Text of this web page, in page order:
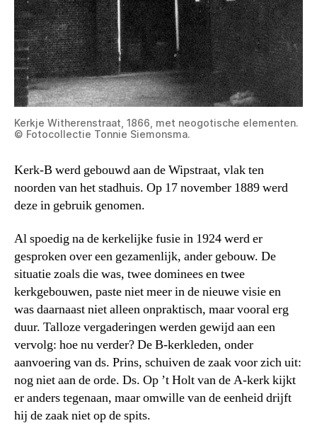
Kerkje Witherenstraat, 1866, met neogotische elementen.
© Fotocollectie Tonnie Siemonsma.
Kerk-B werd gebouwd aan de Wipstraat, vlak ten
noorden van het stadhuis. Op 17 november 1889 werd
deze in gebruik genomen.
Al spoedig na de kerkelijke fusie in 1924 werd er
gesproken over een gezamenlijk, ander gebouw. De
situatie zoals die was, twee dominees en twee
kerkgebouwen, paste niet meer in de nieuwe visie en
was daarnaast niet alleen onpraktisch, maar vooral erg
duur. Talloze vergaderingen werden gewijd aan een
vervolg: hoe nu verder? De B-kerkleden, onder
aanvoering van ds. Prins, schuiven de zaak voor zich uit:
nog niet aan de orde. Ds. Op ’t Holt van de A-kerk kijkt
er anders tegenaan, maar omwille van de eenheid drijft
hij de zaak niet op de spits.